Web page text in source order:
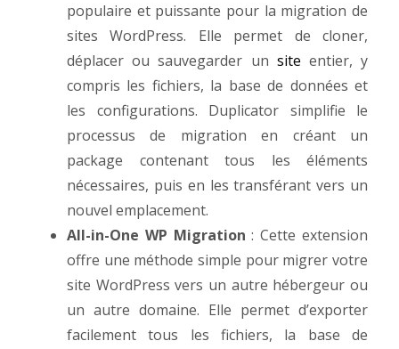
populaire et puissante pour la migration de
sites WordPress. Elle permet de cloner,
déplacer ou sauvegarder un site entier, y
compris les fichiers, la base de données et
les configurations. Duplicator simplifie le
processus de migration en créant un
package contenant tous les éléments
nécessaires, puis en les transférant vers un
nouvel emplacement.
All-in-One WP Migration : Cette extension
offre une méthode simple pour migrer votre
site WordPress vers un autre hébergeur ou
un autre domaine. Elle permet d’exporter
facilement tous les fichiers, la base de